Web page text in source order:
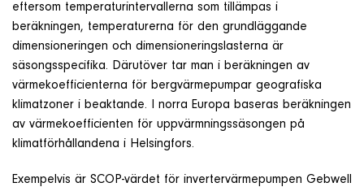
eftersom temperaturintervallerna som tillämpas i
beräkningen, temperaturerna för den grundläggande
dimensioneringen och dimensioneringslasterna är
säsongsspecifika. Därutöver tar man i beräkningen av
värmekoefficienterna för bergvärmepumpar geografiska
klimatzoner i beaktande. I norra Europa baseras beräkningen
av värmekoefficienten för uppvärmningssäsongen på
klimatförhållandena i Helsingfors.
Exempelvis är SCOP-värdet för invertervärmepumpen Gebwell